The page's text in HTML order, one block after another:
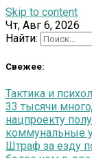
Skip to content
Чт, Авг 6, 2026
Найти:
Свежее:
Тактика и
33 тысячи
нацпроекту
коммунальные
Штраф за езду